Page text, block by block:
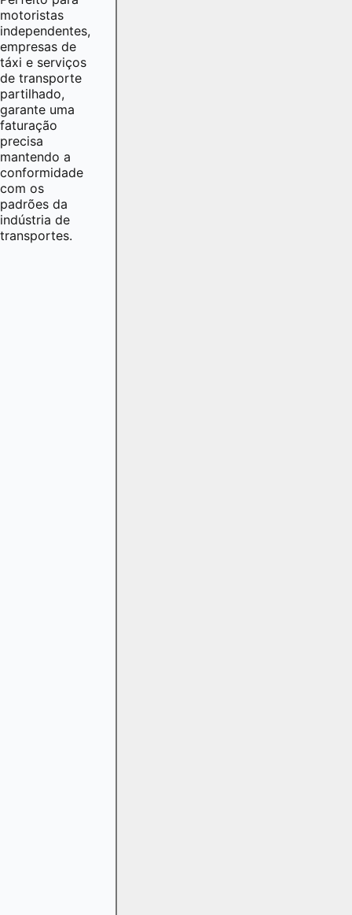
motoristas
independentes,
empresas de
táxi e serviços
de transporte
partilhado,
garante uma
faturação
precisa
mantendo a
conformidade
com os
padrões da
indústria de
transportes.